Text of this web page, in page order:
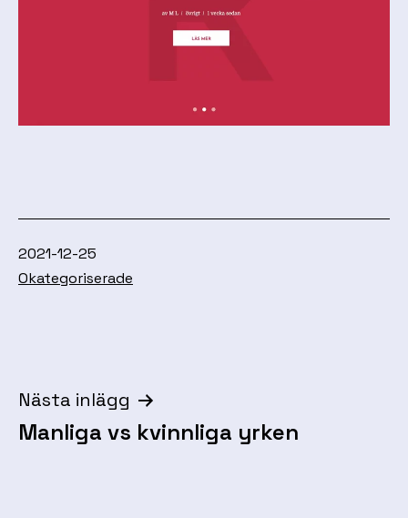
Publicerat
den
2021-12-25
Kategoriserat
Okategoriserade
Inläggsnavigering
Nästa inlägg
Manliga vs kvinnliga yrken